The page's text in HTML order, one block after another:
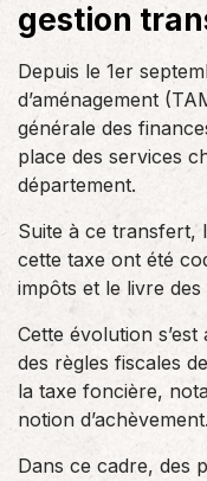
gestion
Depuis le 1er
d’aménagement
générale des
place des services
département.
Suite à ce transfert,
cette taxe ont été
impôts et le livre
Cette évolution
des règles fiscales
la taxe foncière,
notion d’achèvement.
Dans ce cadre, des